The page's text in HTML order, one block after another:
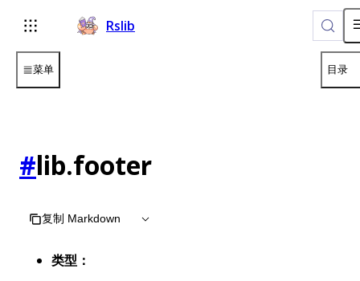
Rslib
菜单 目录
#lib.footer
复制 Markdown
类型：